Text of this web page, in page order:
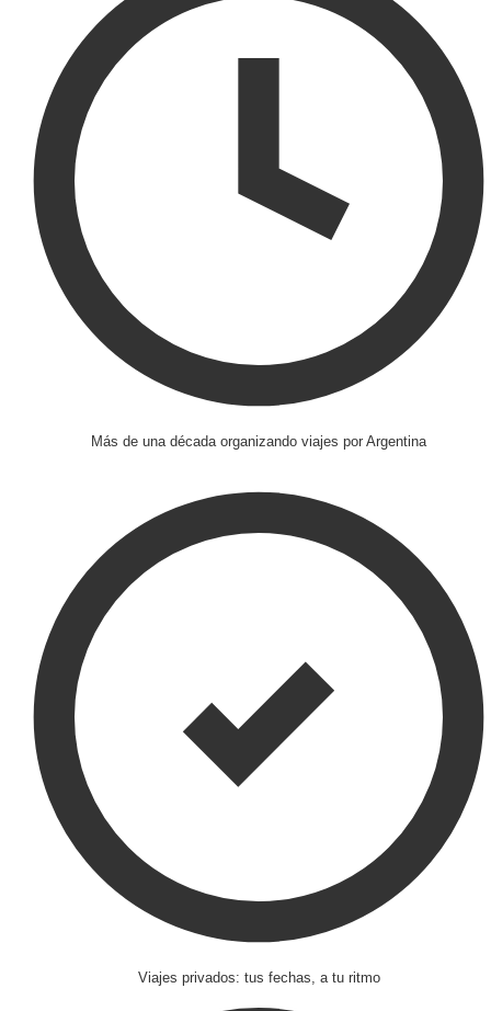
Más de una década organizando viajes por Argentina
Viajes privados: tus fechas, a tu ritmo